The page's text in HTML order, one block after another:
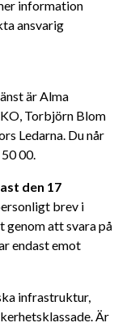
information
ansvarig
är Alma
Torbjörn Blom
Ledarna. Du når
00.
den 17
brev i
genom att svara på
endast emot
infrastruktur,
Är